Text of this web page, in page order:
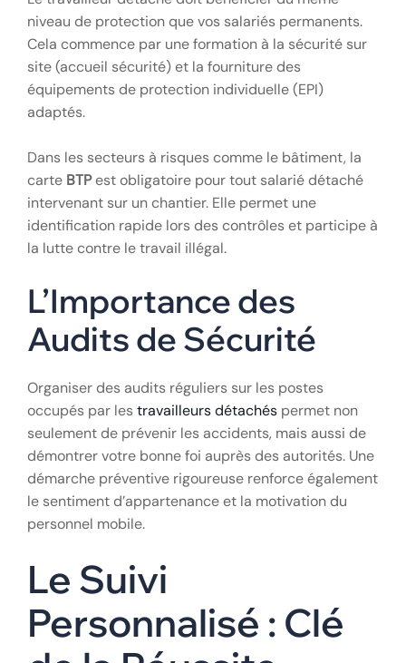
niveau de protection que vos salariés permanents.
Cela commence par une formation à la sécurité sur
site (accueil sécurité) et la fourniture des
équipements de protection individuelle (EPI)
adaptés.
Dans les secteurs à risques comme le bâtiment, la
carte BTPest obligatoire pour tout salarié détaché
intervenant sur un chantier. Elle permet une
identification rapide lors des contrôles et participe à
la lutte contre le travail illégal.
L’Importance des
Audits de Sécurité
Organiser des audits réguliers sur les postes
occupés par lestravailleurs détachés permet non
seulement de prévenir les accidents, mais aussi de
démontrer votre bonne foi auprès des autorités. Une
démarche préventive rigoureuse renforce également
le sentiment d’appartenance et la motivation du
personnel mobile.
Le Suivi
Personnalisé : Clé